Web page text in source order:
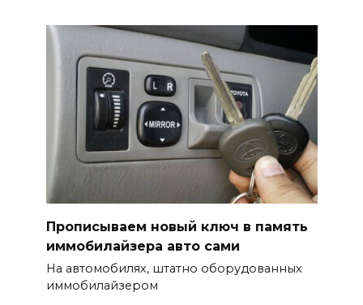
Прописываем новый ключ в память
иммобилайзера авто сами
На автомобилях, штатно оборудованных
иммобилайзером